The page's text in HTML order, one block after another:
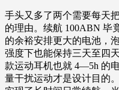
手头又多了两个需要每天
的理由。续航 100ABN 毕
的余裕安排更大的电池，
强度下也能保持三天至四
款运动耳机也就 4—5h 的
量干扰运动才是设计目的